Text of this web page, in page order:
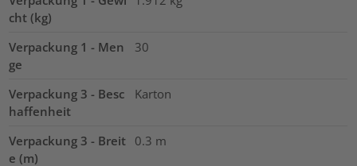
cht (kg)
Verpackung 1 - Men
ge
30
Verpackung 3 - Besc
haffenheit
Karton
Verpackung 3 - Breit
e (m)
0.3 m